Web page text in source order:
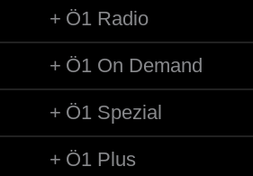
Ö1 Radio
Ö1 On Demand
Ö1 Spezial
Ö1 Plus